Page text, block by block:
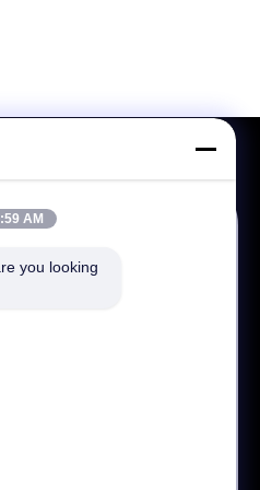
AM
you looking